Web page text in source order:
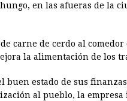
en las afueras de la
carne de cerdo al comedor
la alimentación de los
estado de sus
al pueblo, la empresa